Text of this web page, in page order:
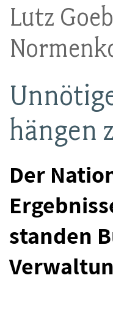
Lutz
hängen
Der
standen